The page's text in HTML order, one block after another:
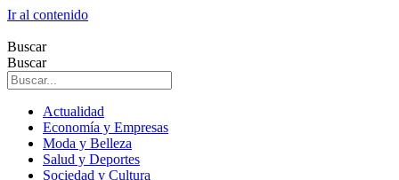
Ir al contenido
Buscar
Buscar
Actualidad
Economía y Empresas
Moda y Belleza
Salud y Deportes
Sociedad y Cultura